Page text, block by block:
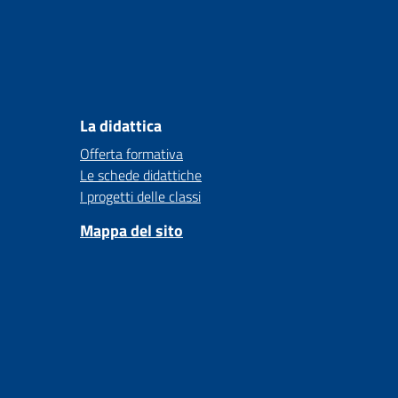
La didattica
Offerta formativa
Le schede didattiche
I progetti delle classi
Mappa del sito